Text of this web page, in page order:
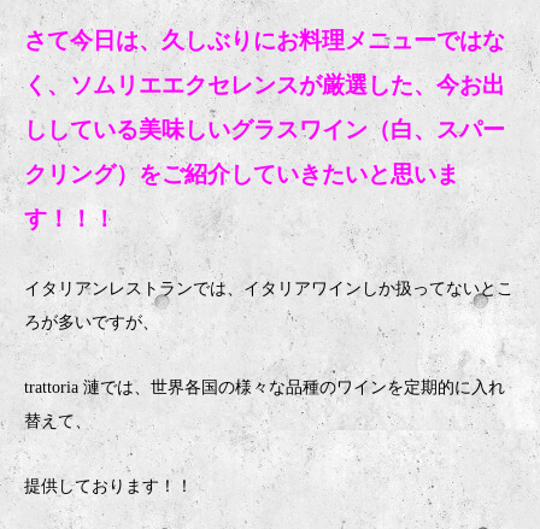
さて今日は、久しぶりにお料理メニューではな
く、ソムリエエクセレンスが厳選した、今お出
ししている美味しいグラスワイン（白、スパー
クリング）をご紹介していきたいと思いま
す！！！
イタリアンレストランでは、イタリアワインしか扱ってないとこ
ろが多いですが、
trattoria 漣では、世界各国の様々な品種のワインを定期的に入れ
替えて、
提供しております！！